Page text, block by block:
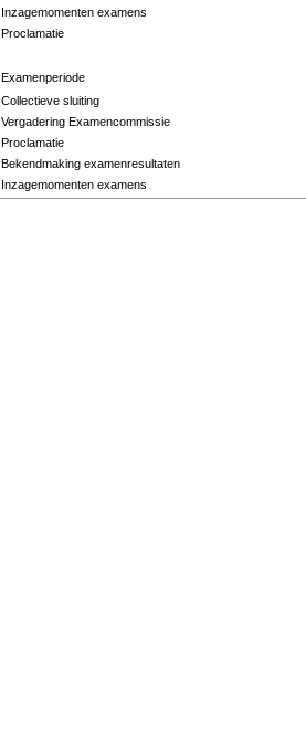
Inzagemomenten examens
Proclamatie
Examenperiode
Collectieve sluiting
Vergadering Examencommissie
Proclamatie
Bekendmaking examenresultaten
Inzagemomenten examens